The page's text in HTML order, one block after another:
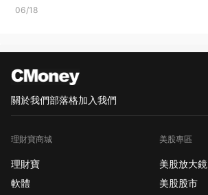
勁揚逾5%／KD高檔＋MACD翻多助攻
06/18
關於我們部落格加入我們
理財寶商城
理財寶
軟體
美股專區
美股放大鏡
美股股市